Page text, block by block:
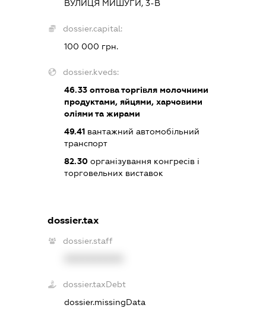
ВУЛИЦЯ МИШУГИ, 3-В
dossier.capital:
100 000 грн.
dossier.kveds:
46.33оптова торгівля молочними
продуктами, яйцями, харчовими
оліями та жирами
49.41вантажний автомобільний
транспорт
82.30організування конгресів і
торговельних виставок
dossier.tax
dossier.staff
dossier.taxDebt
dossier.missingData